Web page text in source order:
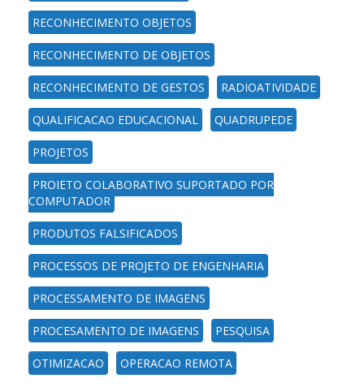
RECONHECIMENTO OBJETOS
RECONHECIMENTO DE OBJETOS
RECONHECIMENTO DE GESTOS RADIOATIVIDADE
QUALIFICACAO EDUCACIONAL QUADRUPEDE
PROJETOS
PROJETO COLABORATIVO SUPORTADO POR
COMPUTADOR
PRODUTOS FALSIFICADOS
PROCESSOS DE PROJETO DE ENGENHARIA
PROCESSAMENTO DE IMAGENS
PROCESAMENTO DE IMAGENS PESQUISA
OTIMIZACAO OPERACAO REMOTA